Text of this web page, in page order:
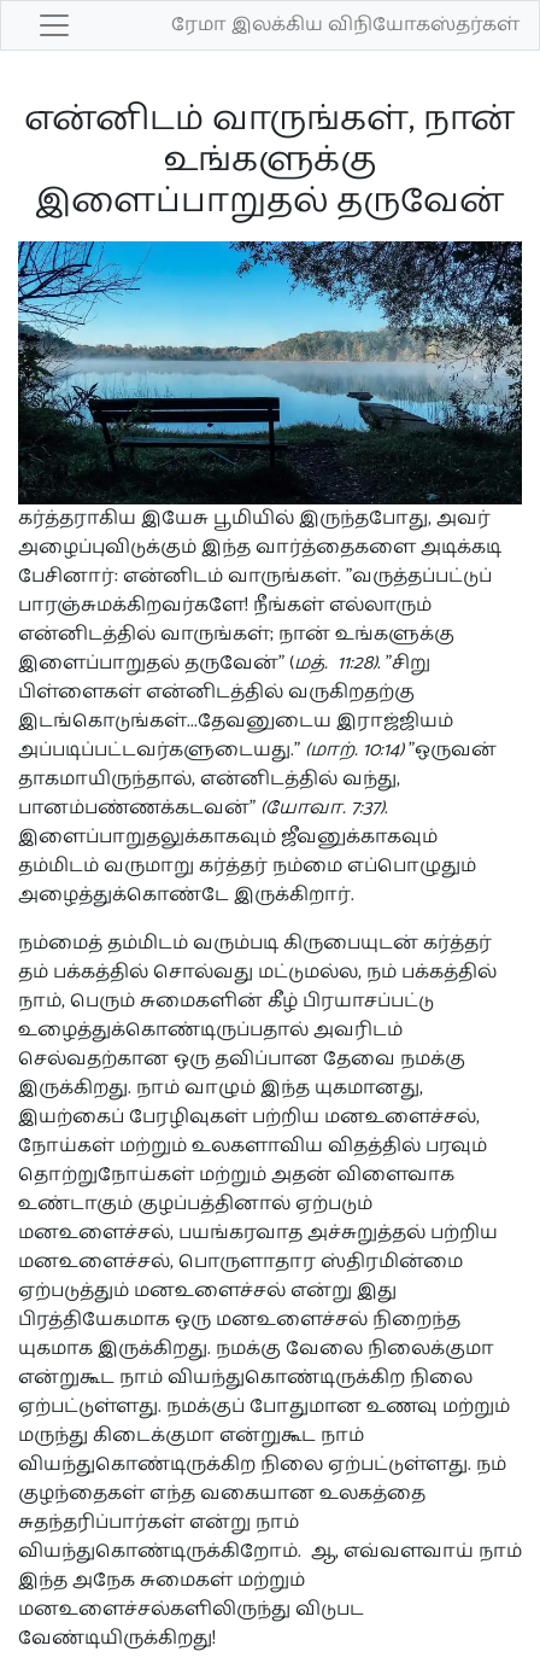
ரேமா இலக்கிய விநியோகஸ்தர்கள்
என்னிடம் வாருங்கள், நான்
உங்களுக்கு
இளைப்பாறுதல் தருவேன்
கர்த்தராகிய இயேசு பூமியில் இருந்தபோது, அவர்
அழைப்புவிடுக்கும் இந்த வார்த்தைகளை அடிக்கடி
பேசினார்: என்னிடம் வாருங்கள். "வருத்தப்பட்டுப்
பாரஞ்சுமக்கிறவர்களே! நீங்கள் எல்லாரும்
என்னிடத்தில் வாருங்கள்; நான் உங்களுக்கு
இளைப்பாறுதல் தருவேன்" (மத். 11:28). "சிறு
பிள்ளைகள் என்னிடத்தில் வருகிறதற்கு
இடங்கொடுங்கள்...தேவனுடைய இராஜ்ஜியம்
அப்படிப்பட்டவர்களுடையது."(மாற். 10:14)"ஒருவன்
தாகமாயிருந்தால், என்னிடத்தில் வந்து,
பானம்பண்ணக்கடவன்"(யோவா. 7:37).
இளைப்பாறுதலுக்காகவும் ஜீவனுக்காகவும்
தம்மிடம் வருமாறு கர்த்தர் நம்மை எப்பொழுதும்
அழைத்துக்கொண்டே இருக்கிறார்.
நம்மைத் தம்மிடம் வரும்படி கிருபையுடன் கர்த்தர்
தம் பக்கத்தில் சொல்வது மட்டுமல்ல, நம் பக்கத்தில்
நாம், பெரும் சுமைகளின் கீழ் பிரயாசப்பட்டு
உழைத்துக்கொண்டிருப்பதால் அவரிடம்
செல்வதற்கான ஒரு தவிப்பான தேவை நமக்கு
இருக்கிறது. நாம் வாழும் இந்த யுகமானது,
இயற்கைப் பேரழிவுகள் பற்றிய மனஉளைச்சல்,
நோய்கள் மற்றும் உலகளாவிய விதத்தில் பரவும்
தொற்றுநோய்கள் மற்றும் அதன் விளைவாக
உண்டாகும் குழப்பத்தினால் ஏற்படும்
மனஉளைச்சல், பயங்கரவாத அச்சுறுத்தல் பற்றிய
மனஉளைச்சல், பொருளாதார ஸ்திரமின்மை
ஏற்படுத்தும் மனஉளைச்சல் என்று இது
பிரத்தியேகமாக ஒரு மனஉளைச்சல் நிறைந்த
யுகமாக இருக்கிறது. நமக்கு வேலை நிலைக்குமா
என்றுகூட நாம் வியந்துகொண்டிருக்கிற நிலை
ஏற்பட்டுள்ளது. நமக்குப் போதுமான உணவு மற்றும்
மருந்து கிடைக்குமா என்றுகூட நாம்
வியந்துகொண்டிருக்கிற நிலை ஏற்பட்டுள்ளது. நம்
குழந்தைகள் எந்த வகையான உலகத்தை
சுதந்தரிப்பார்கள் என்று நாம்
வியந்துகொண்டிருக்கிறோம். ஆ, எவ்வளவாய் நாம்
இந்த அநேக சுமைகள் மற்றும்
மனஉளைச்சல்களிலிருந்து விடுபட
வேண்டியிருக்கிறது!